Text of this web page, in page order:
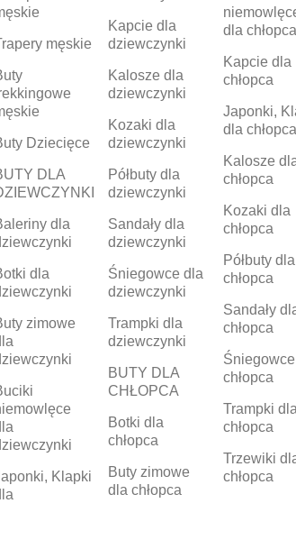
męskie
Dziecięce
DLA
dla
dla
zimowe
Klapki
Kapcie dla
dziewczynki
Kalosze dla
dziewczynki
Kozaki dla
dziewczynki
Półbuty dla
dziewczynki
Sandały dla
dziewczynki
Śniegowce dla
dziewczynki
Trampki dla
dziewczynki
BUTY DLA
CHŁOPCA
Botki dla
chłopca
Buty zimowe
dla chłopca
dla chłopca
Kapcie dla
chłopca
Japonki,
dla chłopca
Kalosze
chłopca
Kozaki dla
chłopca
Półbuty dla
chłopca
Sandały
chłopca
chłopca
Trampki dla
chłopca
Trzewiki
chłopca